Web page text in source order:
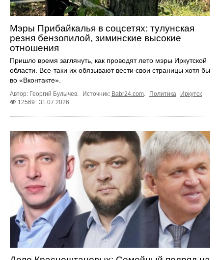
Мэры Прибайкалья в соцсетях: тулунская
резня бензопилой, зиминские высокие
отношения
Пришло время заглянуть, как проводят лето мэры Иркутской
области. Все-таки их обязывают вести свои страницы хотя бы
во «Вконтакте».
Автор: Георгий Булычев. Источник: Babr24.com. Политика
Иркутск
12569
31.07.2026